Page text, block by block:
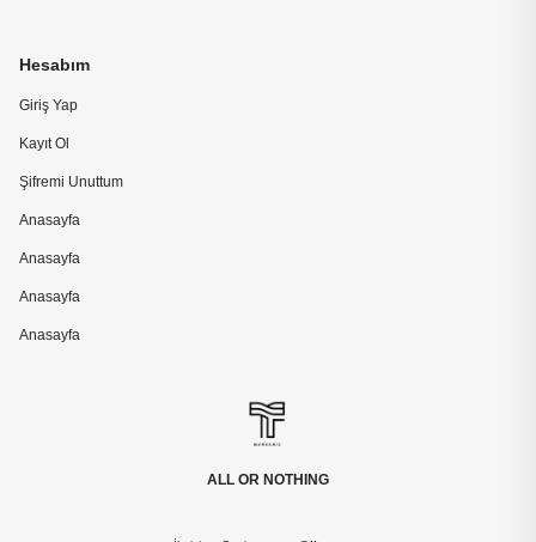
ALL OR NOTHING
Hesabım
Giriş Yap
Kayıt Ol
Şifremi Unuttum
Anasayfa
Anasayfa
Anasayfa
Anasayfa